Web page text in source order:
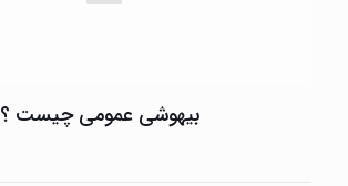
بیهوشی عمومی چیست ؟